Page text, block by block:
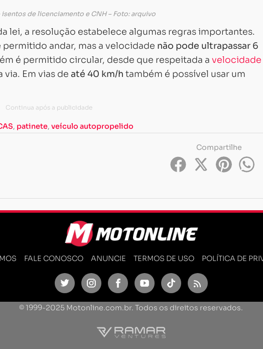
de licenciamento e CNH – Foto: arquivo
lei, a resolução estabelece algumas regras importantes.
andar, mas a velocidade não pode ultrapassar 6
é permitido circular, desde que respeitada a velocidade
Em vias de até 40 km/h também é possível usar um
, patinete, veículo autopropelido
Compartilhe
FALE CONOSCO ANUNCIE TERMOS DE USO POLÍTICA DE
Twitter InstagramFacebookYoutubeTikTok Feed
© 1999-2025 Motonline.com.br. Todos os direitos reservados.